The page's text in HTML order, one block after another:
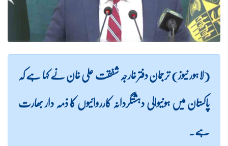
(لاہور نیوز) ترجمان دفتر خارجہ شفقت علی خان نے کہا ہے کہ
پاکستان میں ہونیوالی دہشتگردانہ کارروائیوں کا ذمہ دار بھارت
ہے۔